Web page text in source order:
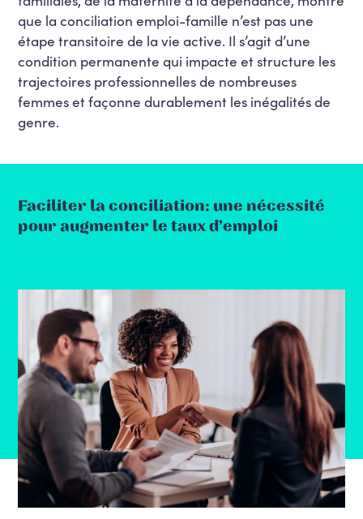
que la conciliation emploi-famille n’est pas une
étape transitoire de la vie active. Il s’agit d’une
condition permanente qui impacte et structure les
trajectoires professionnelles de nombreuses
femmes et façonne durablement les inégalités de
genre.
Faciliter la conciliation: une nécessité
pour augmenter le taux d’emploi